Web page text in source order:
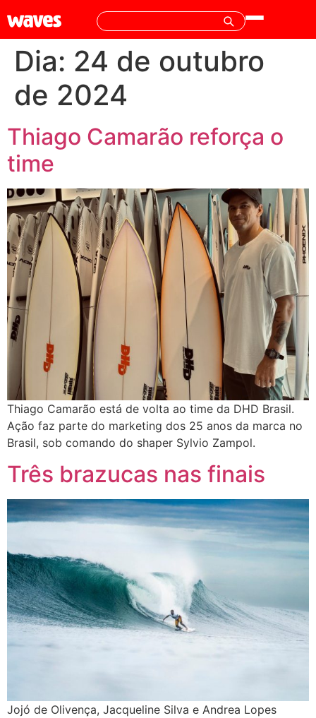
Dia: 24 de outubro
de 2024
Thiago Camarão reforça o
time
Thiago Camarão está de volta ao time da DHD Brasil.
Ação faz parte do marketing dos 25 anos da marca no
Brasil, sob comando do shaper Sylvio Zampol.
Três brazucas nas finais
Jojó de Olivença, Jacqueline Silva e Andrea Lopes